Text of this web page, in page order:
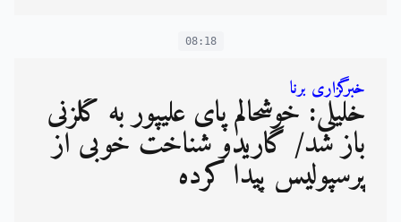
08:18
خبرگزاری برنا
خلیلی: خوشحالم پای علیپور به گلزنی
باز شد/ گاریدو شناخت خوبی از
پرسپولیس پیدا کرده